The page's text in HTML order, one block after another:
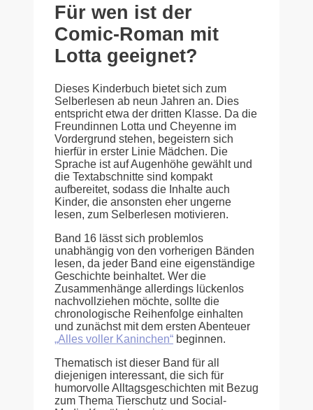
Für wen ist der
Comic-Roman mit
Lotta geeignet?
Dieses Kinderbuch bietet sich zum
Selberlesen ab neun Jahren an. Dies
entspricht etwa der dritten Klasse. Da die
Freundinnen Lotta und Cheyenne im
Vordergrund stehen, begeistern sich
hierfür in erster Linie Mädchen. Die
Sprache ist auf Augenhöhe gewählt und
die Textabschnitte sind kompakt
aufbereitet, sodass die Inhalte auch
Kinder, die ansonsten eher ungerne
lesen, zum Selberlesen motivieren.
Band 16 lässt sich problemlos
unabhängig von den vorherigen Bänden
lesen, da jeder Band eine eigenständige
Geschichte beinhaltet. Wer die
Zusammenhänge allerdings lückenlos
nachvollziehen möchte, sollte die
chronologische Reihenfolge einhalten
und zunächst mit dem ersten Abenteuer
„Alles voller Kaninchen“ beginnen.
Thematisch ist dieser Band für all
diejenigen interessant, die sich für
humorvolle Alltagsgeschichten mit Bezug
zum Thema Tierschutz und Social-